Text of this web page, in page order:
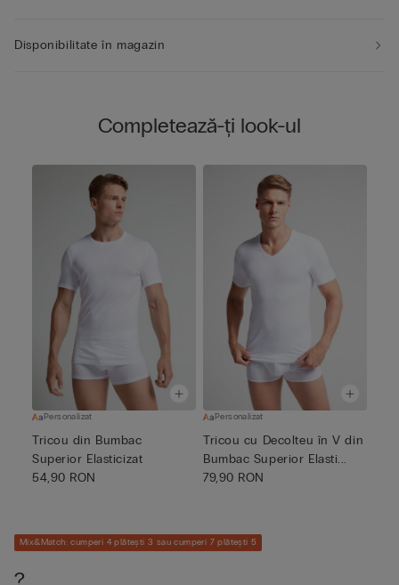
Disponibilitate în magazin
Completează-ți look-ul
Personalizat
Tricou din Bumbac
Superior Elasticizat
54,90 RON
Personalizat
Tricou cu Decolteu în V din
Bumbac Superior Elasti...
79,90 RON
Mix&Match: cumperi 4 plătești 3 sau cumperi 7 plătești 5
?